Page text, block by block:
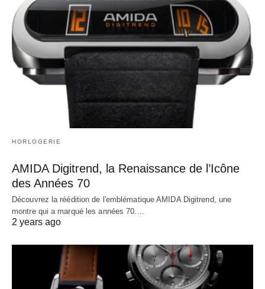
HORLOGERIE
AMIDA Digitrend, la Renaissance de l’Icône
des Années 70
Découvrez la réédition de l'emblématique AMIDA Digitrend, une
montre qui a marqué les années 70.…
2 years ago